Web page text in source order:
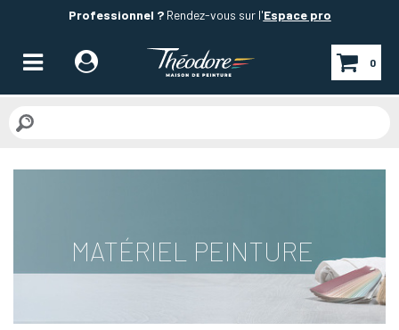
Professionnel ?Rendez-vous sur l'Espace pro
0
MATÉRIEL PEINTURE